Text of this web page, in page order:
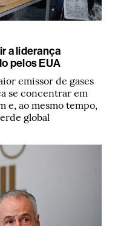
a liderança
pelos EUA
emissor de gases
se concentrar em
e, ao mesmo tempo,
global